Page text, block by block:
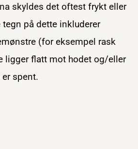
skyldes det oftest frykt eller
på dette inkluderer
(for eksempel rask
ligger flatt mot hodet og/eller
spent.